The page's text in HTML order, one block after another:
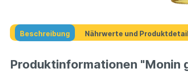
Beschreibung Nährwerte und
Produktinformationen "Monin